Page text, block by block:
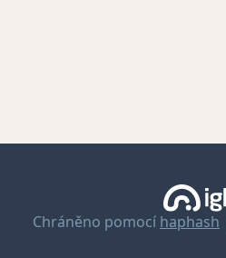
Chráněno pomocí haphash